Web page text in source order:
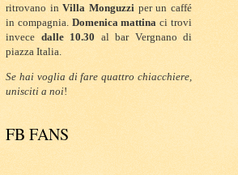
ritrovano inVilla Monguzzi per un caffé
in compagnia. Domenica mattina ci trovi
invece dalle 10.30 al bar Vergnano di
piazza Italia.
Se hai voglia di fare quattro chiacchiere,
unisciti a noi!
FB FANS